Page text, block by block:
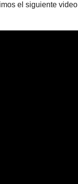
el siguiente